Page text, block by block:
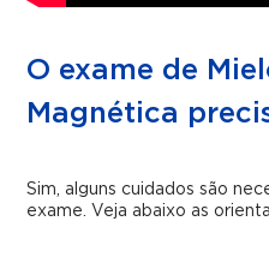
O exame de
Magnética
Sim, alguns cuidados são
exame. Veja abaixo as